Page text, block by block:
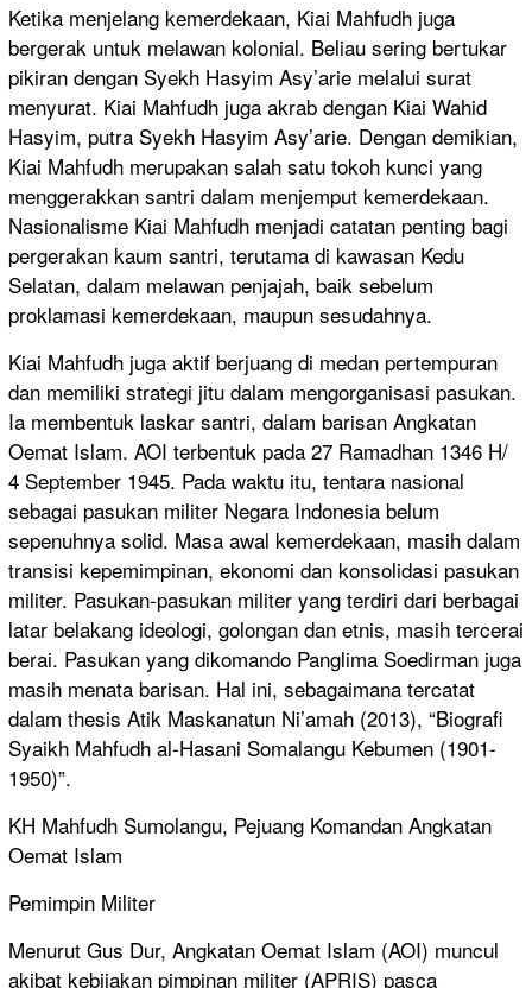
Ketika menjelang kemerdekaan, Kiai Mahfudh juga
bergerak untuk melawan kolonial. Beliau sering bertukar
pikiran dengan Syekh Hasyim Asy’arie melalui surat
menyurat. Kiai Mahfudh juga akrab dengan Kiai Wahid
Hasyim, putra Syekh Hasyim Asy’arie. Dengan demikian,
Kiai Mahfudh merupakan salah satu tokoh kunci yang
menggerakkan santri dalam menjemput kemerdekaan.
Nasionalisme Kiai Mahfudh menjadi catatan penting bagi
pergerakan kaum santri, terutama di kawasan Kedu
Selatan, dalam melawan penjajah, baik sebelum
proklamasi kemerdekaan, maupun sesudahnya.
Kiai Mahfudh juga aktif berjuang di medan pertempuran
dan memiliki strategi jitu dalam mengorganisasi pasukan.
Ia membentuk laskar santri, dalam barisan Angkatan
Oemat Islam. AOI terbentuk pada 27 Ramadhan 1346 H/
4 September 1945. Pada waktu itu, tentara nasional
sebagai pasukan militer Negara Indonesia belum
sepenuhnya solid. Masa awal kemerdekaan, masih dalam
transisi kepemimpinan, ekonomi dan konsolidasi pasukan
militer. Pasukan-pasukan militer yang terdiri dari berbagai
latar belakang ideologi, golongan dan etnis, masih tercerai
berai. Pasukan yang dikomando Panglima Soedirman juga
masih menata barisan. Hal ini, sebagaimana tercatat
dalam thesis Atik Maskanatun Ni’amah (2013), “Biografi
Syaikh Mahfudh al-Hasani Somalangu Kebumen (1901-
1950)”.
KH Mahfudh Sumolangu, Pejuang Komandan Angkatan
Oemat Islam
Pemimpin Militer
Menurut Gus Dur, Angkatan Oemat Islam (AOI) muncul
akibat kebijakan pimpinan militer (APRIS) pasca